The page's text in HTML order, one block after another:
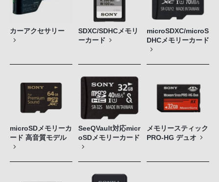
カーアクセサリー
SDXC/SDHCメモリ
ーカード
microSDXC/microS
DHCメモリーカード
microSDメモリーカ
ード 高音質モデル
SeeQVault対応micr
oSDメモリーカード
メモリースティック
PRO-HG デュオ